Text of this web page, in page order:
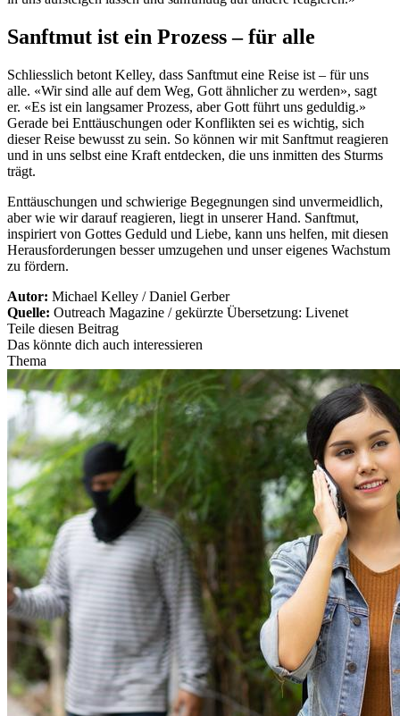
Sanftmut ist ein Prozess – für alle
Schliesslich betont Kelley, dass Sanftmut eine Reise ist – für uns
alle. «Wir sind alle auf dem Weg, Gott ähnlicher zu werden», sagt
er. «Es ist ein langsamer Prozess, aber Gott führt uns geduldig.»
Gerade bei Enttäuschungen oder Konflikten sei es wichtig, sich
dieser Reise bewusst zu sein. So können wir mit Sanftmut reagieren
und in uns selbst eine Kraft entdecken, die uns inmitten des Sturms
trägt.
Enttäuschungen und schwierige Begegnungen sind unvermeidlich,
aber wie wir darauf reagieren, liegt in unserer Hand. Sanftmut,
inspiriert von Gottes Geduld und Liebe, kann uns helfen, mit diesen
Herausforderungen besser umzugehen und unser eigenes Wachstum
zu fördern.
Autor: Michael Kelley / Daniel Gerber
Quelle: Outreach Magazine / gekürzte Übersetzung: Livenet
Teile diesen Beitrag
Das könnte dich auch interessieren
Thema